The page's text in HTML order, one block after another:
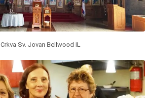
Crkva Sv. Jovan Bellwood IL